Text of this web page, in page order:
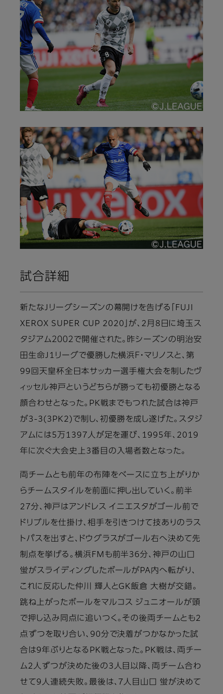
試合詳細
新たなJリーグシーズンの幕開けを告げる「FUJI
XEROX SUPER CUP 2020」が、2月8日に埼玉ス
タジアム２００２で開催された。昨シーズンの明治安
田生命J1リーグで優勝した横浜Ｆ・マリノスと、第
99回天皇杯全日本サッカー選手権大会を制したヴ
ィッセル神戸というどちらが勝っても初優勝となる
顔合わせとなった。PK戦までもつれた試合は神戸
が3-3(3PK2)で制し、初優勝を成し遂げた。スタジ
アムには5万1397人が足を運び、1995年、2019
年に次ぐ大会史上3番目の入場者数となった。
両チームとも前年の布陣をベースに立ち上がりか
らチームスタイルを前面に押し出していく。前半
27分、神戸はアンドレス イニエスタがゴール前で
ドリブルを仕掛け、相手を引きつけて技ありのラス
トパスを出すと、ドウグラスがゴール右へ決めて先
制点を挙げる。横浜FMも前半36分、神戸の山口
蛍がスライディングしたボールがPA内へ転がり、
これに反応した仲川 輝人とGK飯倉 大樹が交錯。
跳ね上がったボールをマルコス ジュニオールが頭
で押し込み同点に追いつく。その後両チームとも2
点ずつを取り合い、90分で決着がつかなかった試
合は9年ぶりとなるPK戦となった。PK戦は、両チー
ム2人ずつが決めた後の3人目以降、両チーム合わ
せて9人連続失敗。最後は、7人目山口 蛍が決めて